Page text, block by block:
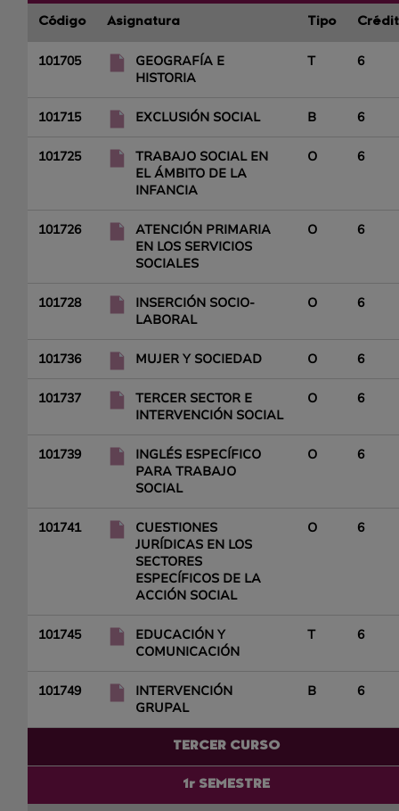
Código Asignatura Tipo
101705
GEOGRAFÍA E
HISTORIA
T 6
101715 EXCLUSIÓN SOCIAL B 6
101725
TRABAJO SOCIAL EN
EL ÁMBITO DE LA
INFANCIA
O 6
101726
ATENCIÓN PRIMARIA
EN LOS SERVICIOS
SOCIALES
O 6
101728
INSERCIÓN SOCIO-
LABORAL
O 6
101736 MUJER Y SOCIEDAD O 6
101737
TERCER SECTOR E
INTERVENCIÓN SOCIAL
O 6
101739
INGLÉS ESPECÍFICO
PARA TRABAJO
SOCIAL
O 6
101741
CUESTIONES
JURÍDICAS EN LOS
SECTORES
ESPECÍFICOS DE LA
ACCIÓN SOCIAL
O 6
101745
EDUCACIÓN Y
COMUNICACIÓN
T 6
101749
INTERVENCIÓN
GRUPAL
B 6
TERCER CURSO
1r SEMESTRE